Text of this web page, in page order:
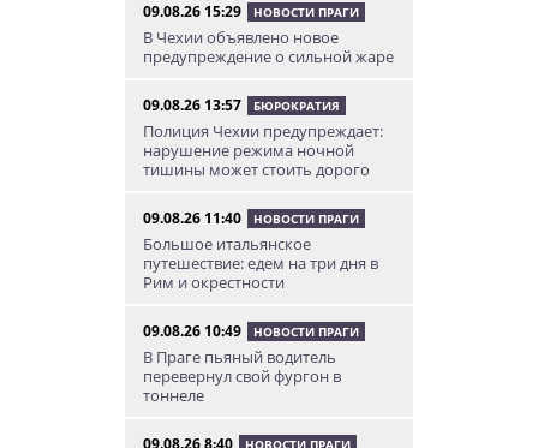
09.08.26 15:29 НОВОСТИ ПРАГИ
В Чехии объявлено новое
предупреждение о сильной жаре
09.08.26 13:57 БЮРОКРАТИЯ
Полиция Чехии предупреждает:
нарушение режима ночной
тишины может стоить дорого
09.08.26 11:40 НОВОСТИ ПРАГИ
Большое итальянское
путешествие: едем на три дня в
Рим и окрестности
09.08.26 10:49 НОВОСТИ ПРАГИ
В Праге пьяный водитель
перевернул свой фургон в
тоннеле